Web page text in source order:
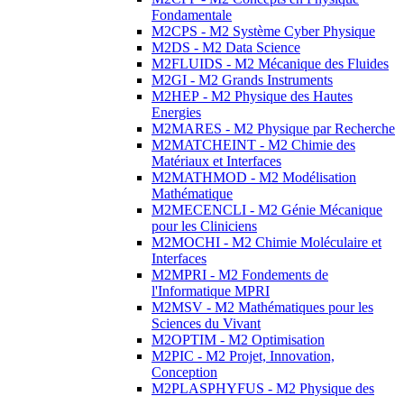
Fondamentale
M2CPS - M2 Système Cyber Physique
M2DS - M2 Data Science
M2FLUIDS - M2 Mécanique des Fluides
M2GI - M2 Grands Instruments
M2HEP - M2 Physique des Hautes
Energies
M2MARES - M2 Physique par Recherche
M2MATCHEINT - M2 Chimie des
Matériaux et Interfaces
M2MATHMOD - M2 Modélisation
Mathématique
M2MECENCLI - M2 Génie Mécanique
pour les Cliniciens
M2MOCHI - M2 Chimie Moléculaire et
Interfaces
M2MPRI - M2 Fondements de
l'Informatique MPRI
M2MSV - M2 Mathématiques pour les
Sciences du Vivant
M2OPTIM - M2 Optimisation
M2PIC - M2 Projet, Innovation,
Conception
M2PLASPHYFUS - M2 Physique des